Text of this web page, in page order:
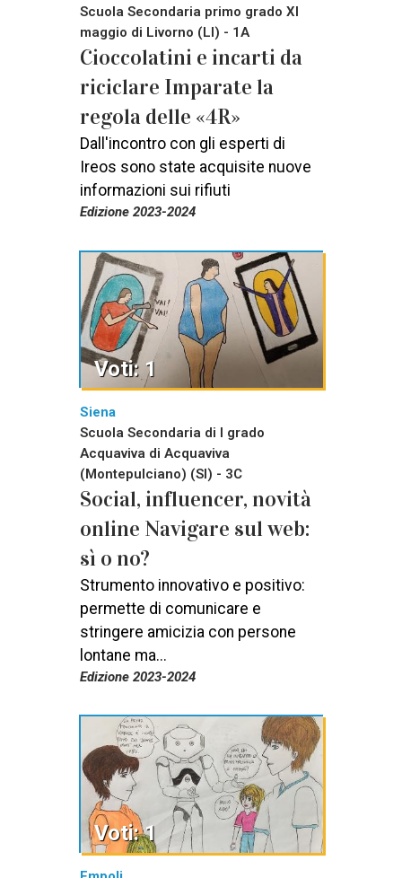
Scuola Secondaria primo grado XI
maggio di Livorno (LI) - 1A
Cioccolatini e incarti da
riciclare Imparate la
regola delle «4R»
Dall'incontro con gli esperti di
Ireos sono state acquisite nuove
informazioni sui rifiuti
Edizione 2023-2024
Siena
Scuola Secondaria di I grado
Acquaviva di Acquaviva
(Montepulciano) (SI) - 3C
Social, influencer, novità
online Navigare sul web:
sì o no?
Strumento innovativo e positivo:
permette di comunicare e
stringere amicizia con persone
lontane ma...
Edizione 2023-2024
Voti: 1
Voti: 1